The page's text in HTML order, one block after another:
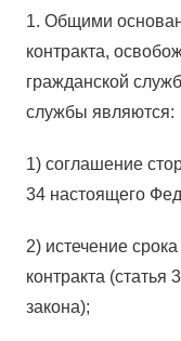
1. Общими
контракта,
гражданской
службы являются:
1) соглашение
34 настоящего
2) истечение
контракта
закона);